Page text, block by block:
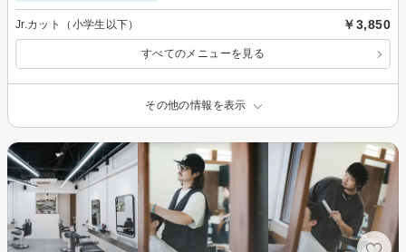
Jr.カット（小学生以下） ￥3,850
すべてのメニューを見る
その他の情報を表示